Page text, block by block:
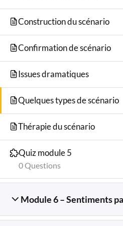
Accueil Cours Cours
Construction du scénario
Confirmation de scénario
Issues dramatiques
Quelques types de scénario
Thérapie du scénario
Quiz module 5
0 Questions
Module 6 – Sentiments